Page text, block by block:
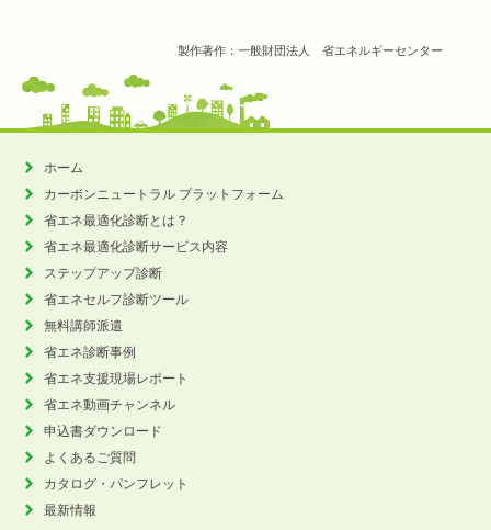
製作著作：一般財団法人 省エネルギーセンター
ホーム
カーボンニュートラル プラットフォーム
省エネ最適化診断とは？
省エネ最適化診断サービス内容
ステップアップ診断
省エネセルフ診断ツール
無料講師派遣
省エネ診断事例
省エネ支援現場レポート
省エネ動画チャンネル
申込書ダウンロード
よくあるご質問
カタログ・パンフレット
最新情報